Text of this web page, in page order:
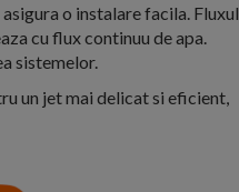
o instalare facila. Fluxul
cu flux continuu de apa.
sistemelor.
un jet mai delicat si eficient,